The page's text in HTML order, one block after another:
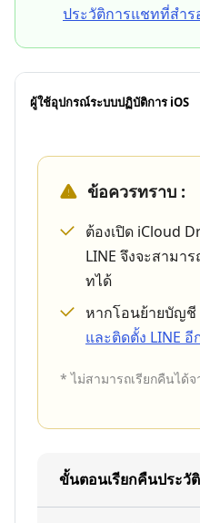
ประวัติการแชทที่สำร
ผู้ใช้อุปกรณ์ระบบปฏิบัติการ iOS
ข้อควรทราบ :
ต้องเปิด iCloud
LINE จึงจะสามา
ทได้
หากโอนย้ายบัญชี
และติดตั้ง LINE อี
* ไม่สามารถเรียกคืนได้
ขั้นตอนเรียกคืนประวั